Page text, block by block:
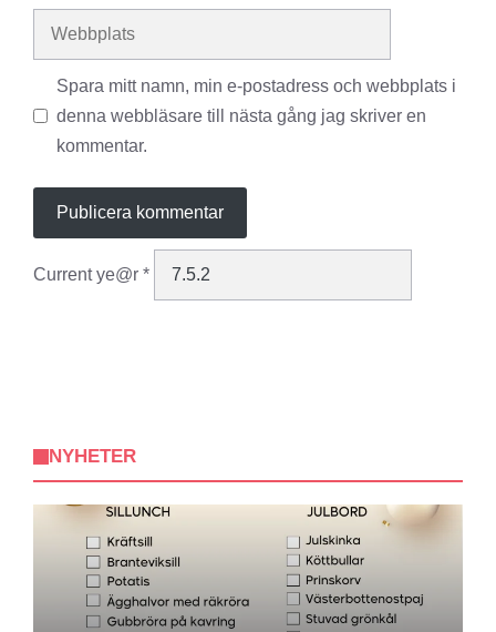
Webbplats
Spara mitt namn, min e-postadress och webbplats i
denna webbläsare till nästa gång jag skriver en
kommentar.
Current ye@r *
NYHETER